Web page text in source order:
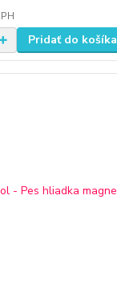
Pridať do košíka